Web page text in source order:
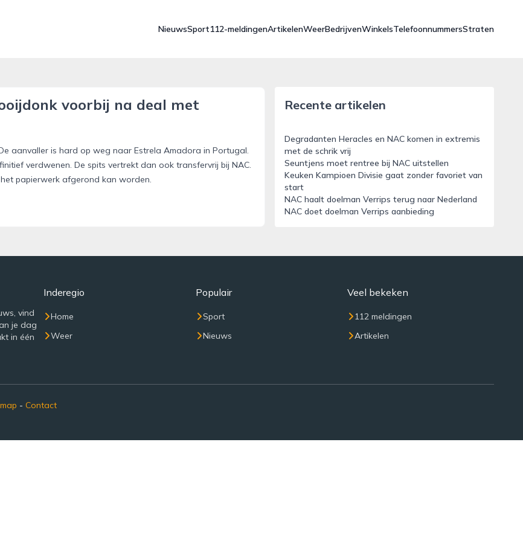
NieuwsSport112-meldingenArtikelenWeerBedrijvenWinkelsTelefoonnummersStraten
voorbij na deal met
aanvaller is hard op weg naar Estrela Amadora in Portugal.
verdwenen. De spits vertrekt dan ook transfervrij bij NAC.
papierwerk afgerond kan worden.
Recente artikelen
Degradanten Heracles en NAC komen in extremis
met de schrik vrij
Seuntjens moet rentree bij NAC uitstellen
Keuken Kampioen Divisie gaat zonder favoriet van
start
NAC haalt doelman Verrips terug naar Nederland
NAC doet doelman Verrips aanbieding
vind
je dag
in één
Inderegio
Home
Weer
Populair
Sport
Nieuws
Veel bekeken
112 meldingen
Artikelen
- Contact